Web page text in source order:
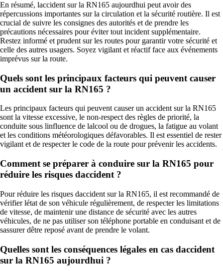
En résumé, laccident sur la RN165 aujourdhui peut avoir des
répercussions importantes sur la circulation et la sécurité routière. Il est
crucial de suivre les consignes des autorités et de prendre les
précautions nécessaires pour éviter tout incident supplémentaire.
Restez informé et prudent sur les routes pour garantir votre sécurité et
celle des autres usagers. Soyez vigilant et réactif face aux événements
imprévus sur la route.
Quels sont les principaux facteurs qui peuvent causer
un accident sur la RN165 ?
Les principaux facteurs qui peuvent causer un accident sur la RN165
sont la vitesse excessive, le non-respect des règles de priorité, la
conduite sous linfluence de lalcool ou de drogues, la fatigue au volant
et les conditions météorologiques défavorables. Il est essentiel de rester
vigilant et de respecter le code de la route pour prévenir les accidents.
Comment se préparer à conduire sur la RN165 pour
réduire les risques daccident ?
Pour réduire les risques daccident sur la RN165, il est recommandé de
vérifier létat de son véhicule régulièrement, de respecter les limitations
de vitesse, de maintenir une distance de sécurité avec les autres
véhicules, de ne pas utiliser son téléphone portable en conduisant et de
sassurer dêtre reposé avant de prendre le volant.
Quelles sont les conséquences légales en cas daccident
sur la RN165 aujourdhui ?